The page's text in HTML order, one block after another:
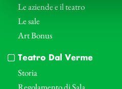
Le aziende e il teatro
Le sale
Art Bonus
Teatro Dal Verme
Storia
Regolamento di Sala